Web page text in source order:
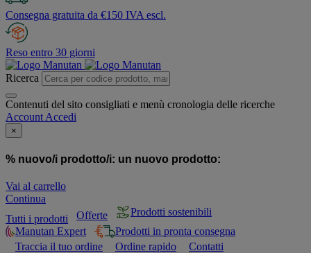
Consegna gratuita da €150 IVA escl.
Reso entro 30 giorni
Ricerca
Contenuti del sito consigliati e menù cronologia delle ricerche
Account Accedi
×
% nuovo/i prodotto/i: un nuovo prodotto:
Vai al carrello
Continua
Tutti i prodotti
Offerte
Prodotti sostenibili
Manutan Expert
Prodotti in pronta consegna
Traccia il tuo ordine
Ordine rapido Contatti